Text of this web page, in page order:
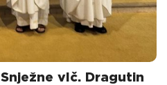
vlč. Dragutin